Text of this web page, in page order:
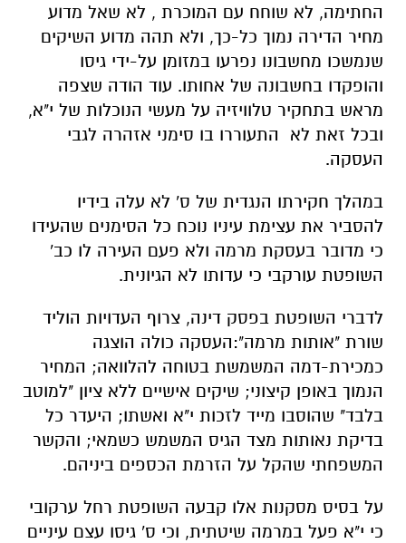
החתימה, לא שוחח עם המוכרת , לא שאל מדוע
מחיר הדירה נמוך כל-כך, ולא תהה מדוע השיקים
שנמשכו מחשבונו נפרעו במזומן על-ידי גיסו
והופקדו בחשבונה של אחותו. עוד הודה שצפה
מראש בתחקיר טלוויזיה על מעשי הנוכלות של י"א,
ובכל זאת לא התעוררו בו סימני אזהרה לגבי
העסקה.
במהלך חקירתו הנגדית של ס' לא עלה בידיו
להסביר את עצימת עיניו נוכח כל הסימנים שהעידו
כי מדובר בעסקת מרמה ולא פעם העירה לו כב'
השופטת עורקבי כי עדותו לא הגיונית.
לדברי השופטת בפסק דינה, צרוף העדויות הוליד
שורת "אותות מרמה":העסקה כולה הוצגה
כמכירת-דמה המשמשת בטוחה להלוואה; המחיר
הנמוך באופן קיצוני; שיקים אישיים ללא ציון "למוטב
בלבד" שהוסבו מייד לזכות י"א ואשתו; היעדר כל
בדיקת נאותות מצד הגיס המשמש כשמאי; והקשר
המשפחתי שהקל על הזרמת הכספים ביניהם.
על בסיס מסקנות אלו קבעה השופטת רחל ערקובי
כי י"א פעל במרמה שיטתית, וכי ס' גיסו עצם עיניים